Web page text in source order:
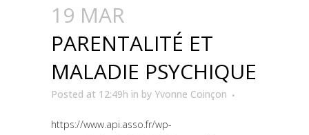
19 MAR
PARENTALITÉ ET
MALADIE PSYCHIQUE
Posted at 12:49h in by Yvonne Coinçon
https://www.api.asso.fr/wp-